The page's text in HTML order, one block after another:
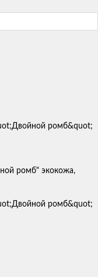
ромб" экокожа,